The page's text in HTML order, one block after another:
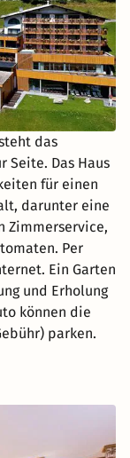
das
Seite. Das Haus
für einen
darunter eine
Zimmerservice,
Per
Ein Garten
und Erholung
können die
parken.